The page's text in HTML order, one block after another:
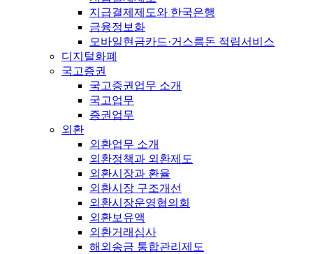
지급결제제도와 한국은행
금융정보화
모바일현금카드·거스름돈 적립서비스
디지털화폐
국고증권
국고증권업무 소개
국고업무
증권업무
외환
외환업무 소개
외환정책과 외환제도
외환시장과 환율
외환시장 구조개선
외환시장운영협의회
외환보유액
외환거래심사
해외송금 통합관리제도